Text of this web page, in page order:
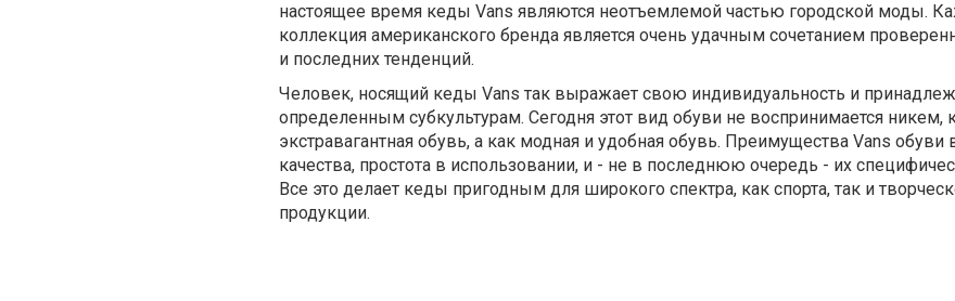
настоящее время кеды Vans являются неотъемлемой частью городской моды.
коллекция американского бренда является очень удачным сочетанием
и последних тенденций.
Человек, носящий кеды Vans так выражает свою индивидуальность и
определенным субкультурам. Сегодня этот вид обуви не воспринимается никем,
экстравагантная обувь, а как модная и удобная обувь. Преимущества Vans обуви
качества, простота в использовании, и - не в последнюю очередь - их
Все это делает кеды пригодным для широкого спектра, как спорта, так и
продукции.